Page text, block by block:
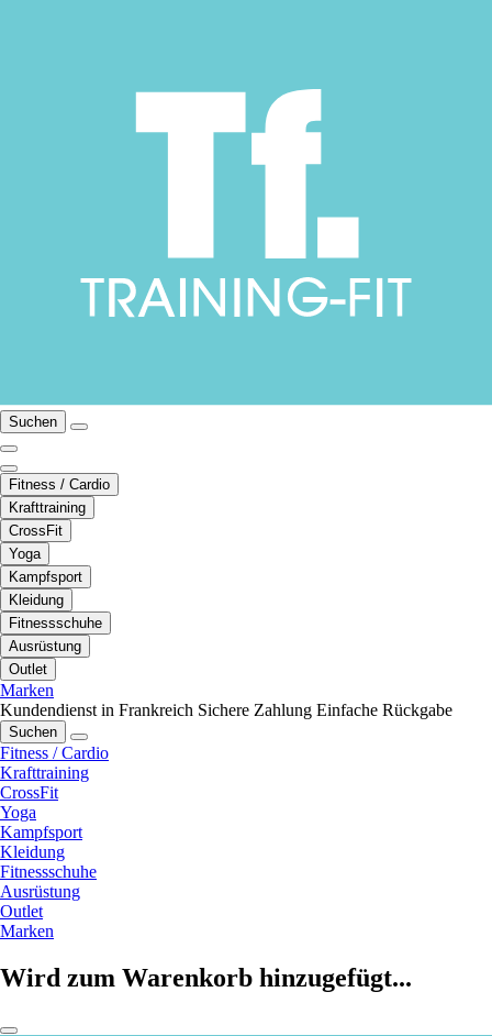
Suchen
Fitness / Cardio
Krafttraining
CrossFit
Yoga
Kampfsport
Kleidung
Fitnessschuhe
Ausrüstung
Outlet
Marken
Kundendienst in Frankreich Sichere Zahlung Einfache Rückgabe
Suchen
Fitness / Cardio
Krafttraining
CrossFit
Yoga
Kampfsport
Kleidung
Fitnessschuhe
Ausrüstung
Outlet
Marken
Wird zum Warenkorb hinzugefügt...